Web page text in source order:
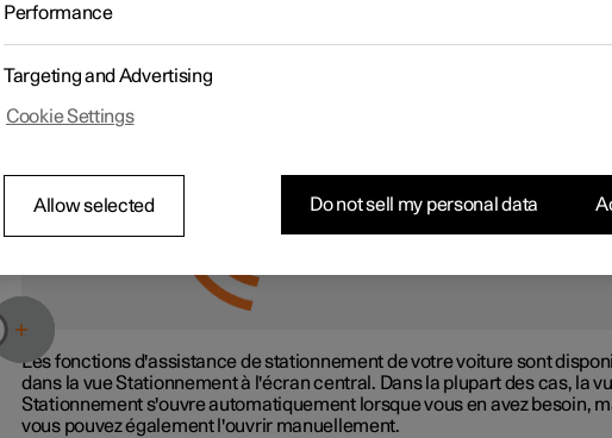
Découvrez comment utiliser les différents types d'assistance.
Les fonctions d'assistance de stationnement de votre voiture sont
dans la vue Stationnement à l'écran central. Dans la plupart des cas, la
Stationnement s'ouvre automatiquement lorsque vous en avez besoin,
vous pouvez également l'ouvrir manuellement.
Performance
Targeting and Advertising
Cookie Settings
Allow selected Do not sell my personal data